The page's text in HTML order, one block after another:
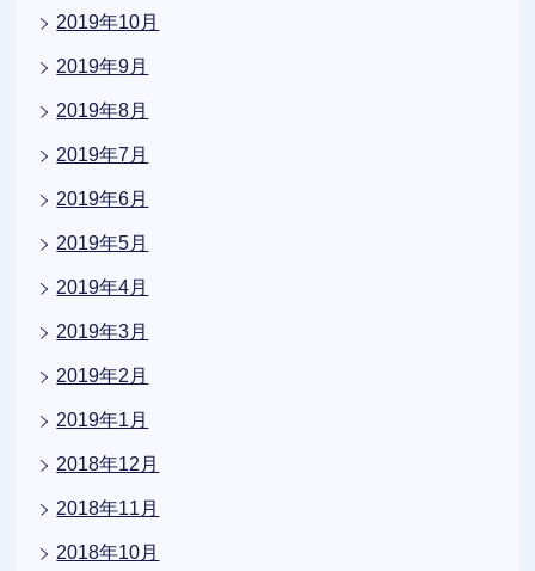
2019年10月
2019年9月
2019年8月
2019年7月
2019年6月
2019年5月
2019年4月
2019年3月
2019年2月
2019年1月
2018年12月
2018年11月
2018年10月